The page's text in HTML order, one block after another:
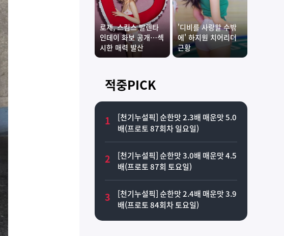
로제, 스킴스 발렌타
인데이 화보 공개…섹
시한 매력 발산
'디비를 사랑할 수밖
에' 하지원 치어리더
근황
적중PICK
1
[천기누설픽] 순한맛 2.3배 매운맛 5.0
배(프로토 87회차 일요일)
2
[천기누설픽] 순한맛 3.0배 매운맛 4.5
배(프로토 87회 토요일)
3
[천기누설픽] 순한맛 2.4배 매운맛 3.9
배(프로토 84회차 토요일)